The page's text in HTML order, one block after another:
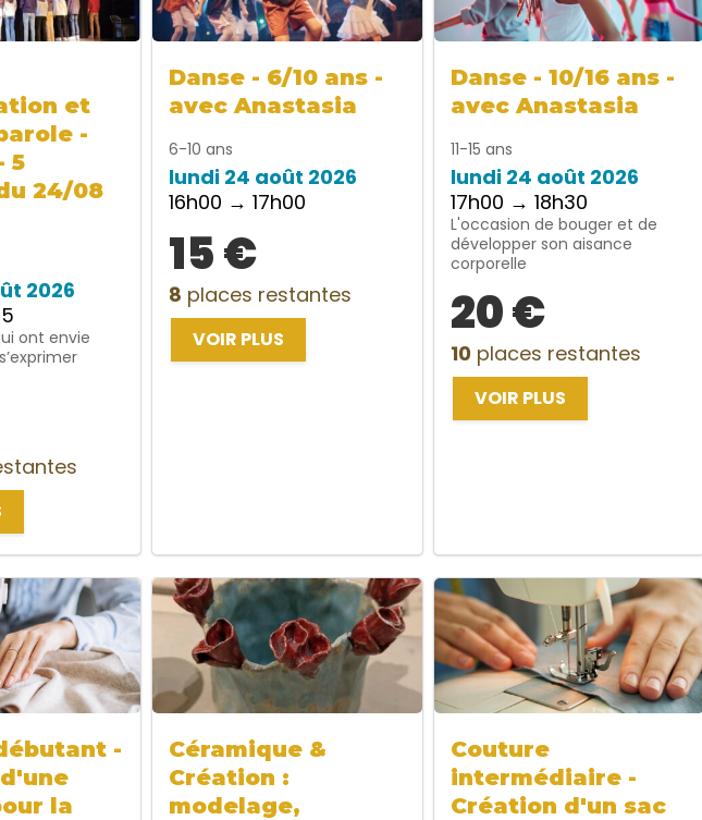
et
-
5
24/08
2026
ont envie
Danse - 6/10 ans -
avec Anastasia
6-10 ans
lundi 24 août 2026
16h00 → 17h00
15 €
8 places restantes
VOIR PLUS
Danse - 10/16 ans -
avec Anastasia
11-15 ans
lundi 24 août 2026
17h00 → 18h30
L'occasion de bouger et de
développer son aisance
corporelle
20 €
10 places restantes
VOIR PLUS
-
la
Céramique &
Création :
modelage,
Couture
intermédiaire -
Création d'un sac